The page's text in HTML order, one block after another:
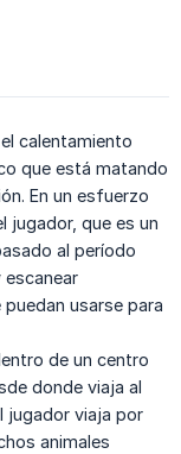
calentamiento
que está matando
En un esfuerzo
jugador, que es un
al período
usarse para
de un centro
donde viaja al
jugador viaja por
animales